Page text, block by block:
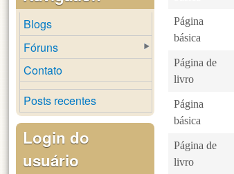
Página
básica
Página de
livro
Página
básica
Página de
livro
Blogs
Fóruns
Contato
Posts recentes
Login do
usuário